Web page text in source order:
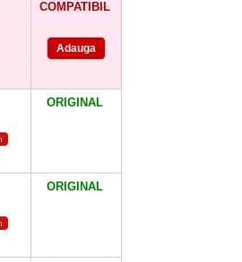
COMPATIBIL
ORIGINAL
ORIGINAL